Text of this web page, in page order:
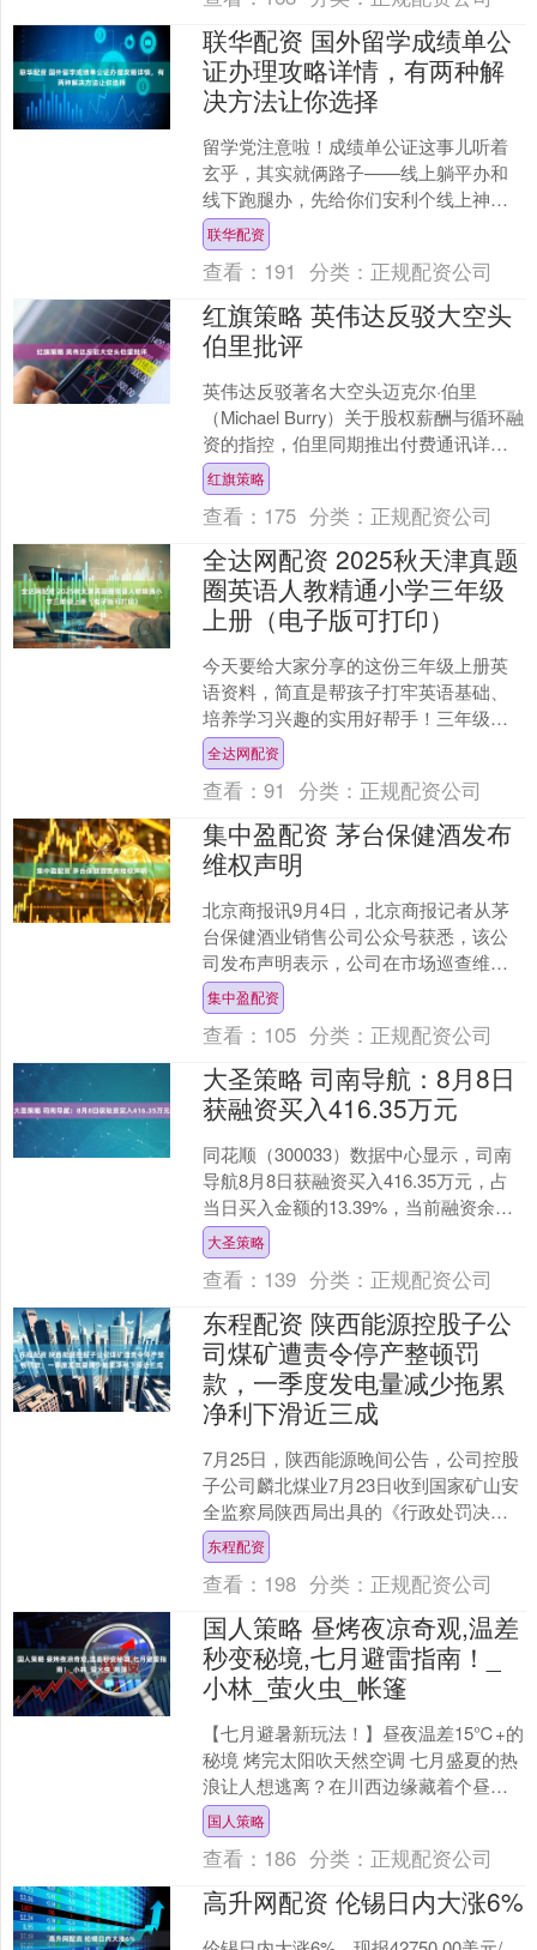
联华配资 国外留学成绩单公
证办理攻略详情，有两种解
决方法让你选择
留学党注意啦！成绩单公证这事儿听着
玄乎，其实就俩路子——线上躺平办和
线下跑腿办，先给你们安利个线上神
器“慧办好”小程序，不用出门就能搞定，
下面咱们把两种方法扒得....
联华配资
查看： 191 分类： 正规配资公司
红旗策略 英伟达反驳大空头
伯里批评
英伟达反驳著名大空头迈克尔·伯里
（Michael Burry）关于股权薪酬与循环融
资的指控，伯里同期推出付费通讯详述
其人工智能泡沫理论；他亦对Palantir
持....
红旗策略
查看： 175 分类： 正规配资公司
全达网配资 2025秋天津真题
圈英语人教精通小学三年级
上册（电子版可打印）
今天要给大家分享的这份三年级上册英
语资料，简直是帮孩子打牢英语基础、
培养学习兴趣的实用好帮手！三年级正
是英语启蒙的关键阶段，不仅要吃透基
础知识点，更要养成好的学....
全达网配资
查看：91 分类： 正规配资公司
集中盈配资 茅台保健酒发布
维权声明
北京商报讯9月4日，北京商报记者从茅
台保健酒业销售公司公众号获悉，该公
司发布声明表示，公司在市场巡查维权
中发现，有不法商贩利用非法手段破坏
公司产品包装（开盖、换....
集中盈配资
查看： 105 分类： 正规配资公司
大圣策略 司南导航：8月8日
获融资买入416.35万元
同花顺（300033）数据中心显示，司南
导航8月8日获融资买入416.35万元，占
当日买入金额的13.39%，当前融资余额
6908.76万元，占流通市值的4.1....
大圣策略
查看： 139 分类： 正规配资公司
东程配资 陕西能源控股子公
司煤矿遭责令停产整顿罚
款，一季度发电量减少拖累
净利下滑近三成
7月25日，陕西能源晚间公告，公司控股
子公司麟北煤业7月23日收到国家矿山安
全监察局陕西局出具的《行政处罚决定
书》。 因麟北煤业存在103盘区灾害治理
巷掘进工作....
东程配资
查看： 198 分类： 正规配资公司
国人策略 昼烤夜凉奇观,温差
秒变秘境,七月避雷指南！_
小林_萤火虫_帐篷
【七月避暑新玩法！】昼夜温差15℃+的
秘境 烤完太阳吹天然空调 七月盛夏的热
浪让人想逃离？在川西边缘藏着个昼夜
温差超过15℃的“天然冰箱”。白昼是烧烤
模式，夜晚....
国人策略
查看： 186 分类： 正规配资公司
高升网配资 伦锡日内大涨6%